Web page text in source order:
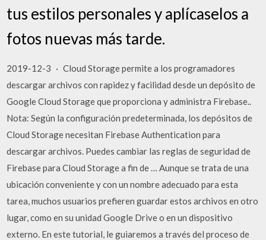
tus estilos personales y aplícaselos a
fotos nuevas más tarde.
2019-12-3 · Cloud Storage permite a los programadores
descargar archivos con rapidez y facilidad desde un depósito de
Google Cloud Storage que proporciona y administra Firebase..
Nota: Según la configuración predeterminada, los depósitos de
Cloud Storage necesitan Firebase Authentication para
descargar archivos. Puedes cambiar las reglas de seguridad de
Firebase para Cloud Storage a fin de … Aunque se trata de una
ubicación conveniente y con un nombre adecuado para esta
tarea, muchos usuarios prefieren guardar estos archivos en otro
lugar, como en su unidad Google Drive o en un dispositivo
externo. En este tutorial, le guiaremos a través del proceso de